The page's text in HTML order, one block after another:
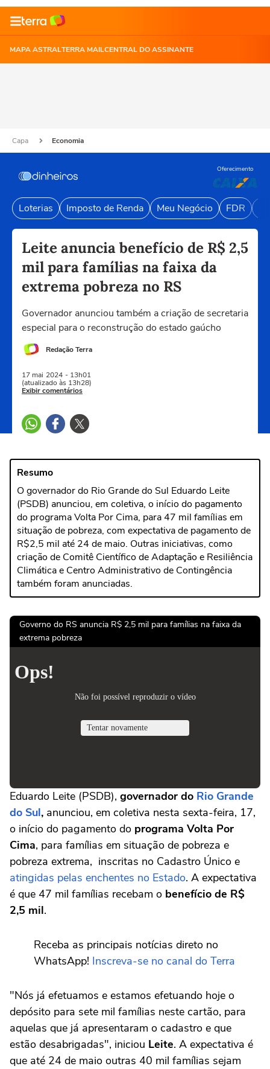
MAPA ASTRALTERRA MAILCENTRAL DO ASSINANTE
Capa Economia
Oferecimento
Loterias Imposto de Renda Meu Negócio FDR
Leite anuncia benefício de R$ 2,5
mil para famílias na faixa da
extrema pobreza no RS
Governador anunciou também a criação de secretaria
especial para o reconstrução do estado gaúcho
Redação Terra
17 mai 2024 - 13h01
(atualizado às 13h28)
Exibir comentários
Resumo
O governador do Rio Grande do Sul Eduardo Leite
(PSDB) anunciou, em coletiva, o início do pagamento
do programa Volta Por Cima, para 47 mil famílias em
situação de pobreza, com expectativa de pagamento de
R$2,5 mil até 24 de maio. Outras iniciativas, como
criação de Comitê Científico de Adaptação e Resiliência
Climática e Centro Administrativo de Contingência
também foram anunciadas.
Governo do RS anuncia R$ 2,5 mil para famílias na faixa da
extrema pobreza
Eduardo Leite (PSDB), governador do Rio Grande
do Sul, anunciou, em coletiva nesta sexta-feira, 17,
o início do pagamento do programa Volta Por
Cima, para famílias em situação de pobreza e
pobreza extrema, inscritas no Cadastro Único e
atingidas pelas enchentes no Estado. A expectativa
é que 47 mil famílias recebam o benefício de R$
2,5 mil.
Receba as principais notícias direto no
WhatsApp! Inscreva-se no canal do Terra
"Nós já efetuamos e estamos efetuando hoje o
depósito para sete mil famílias neste cartão, para
aquelas que já apresentaram o cadastro e que
estão desabrigadas", iniciou Leite. A expectativa é
que até 24 de maio outras 40 mil famílias sejam